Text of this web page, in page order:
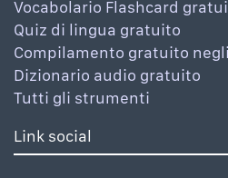
Vocabolario Flashcard
Quiz di lingua gratuito
Compilamento gratuito
Dizionario audio gratuito
Tutti gli strumenti
Link social